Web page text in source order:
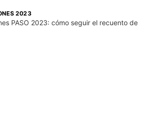
2023
PASO 2023: cómo seguir el recuento de